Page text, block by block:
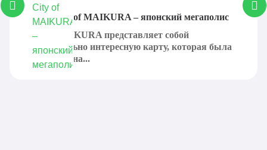
Карта City of MAIKURA – японский мегаполис
City of MAIKURA представляет собой
действительно интересную карту, которая была
представлена...